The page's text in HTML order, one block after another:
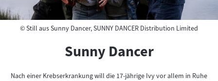
l
©Copyright
Still aus Sunny Dancer, SUNNY DANCER Distribution Limited
Sunny Dancer
Nach einer Krebserkrankung will die 17-jährige Ivy vor allem in Ruhe